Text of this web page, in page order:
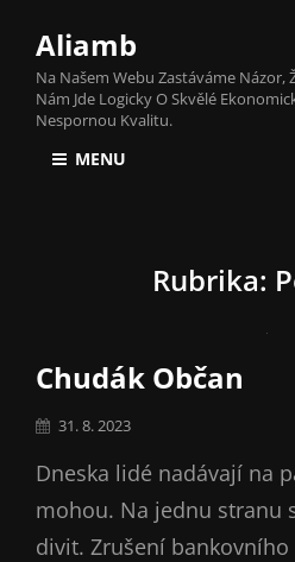
Aliamb
Na Našem Webu Zastáváme Názor,
Nám Jde Logicky O Skvělé
Nespornou Kvalitu.
MENU
Rubrika:
Chudák Občan
Posted
31. 8. 2023
Dneska lidé nadávají na
mohou. Na jednu stranu
divit. Zrušení